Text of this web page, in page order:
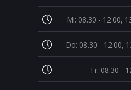
Mi: 08.30 - 12.00,
Do: 08.30 - 12.00,
Fr: 08.30 -